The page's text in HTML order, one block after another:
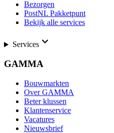
Bezorgen
PostNL Pakketpunt
Bekijk alle services
Services
GAMMA
Bouwmarkten
Over GAMMA
Beter klussen
Klantenservice
Vacatures
Nieuwsbrief